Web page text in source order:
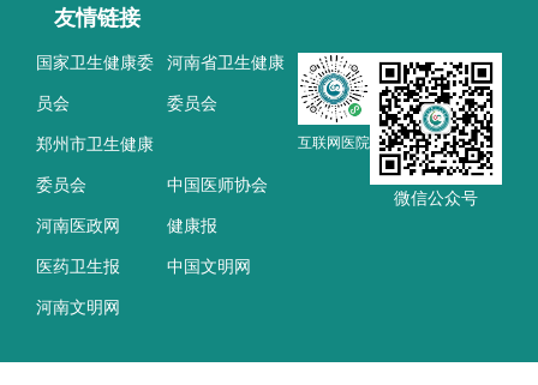
友情链接
国家卫生健康委
员会
河南省卫生健康
委员会
郑州市卫生健康
委员会
中国医师协会
河南医政网
健康报
医药卫生报
中国文明网
河南文明网
互联网医院
微信公众号